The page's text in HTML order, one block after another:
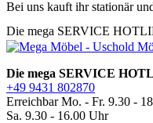
Bei uns kauft ihr stationär
Die mega SERVICE
Die mega SERVICE
+49 9431 802870
Erreichbar Mo. - Fr. 9.30 -
Sa. 9.30 - 16.00 Uhr